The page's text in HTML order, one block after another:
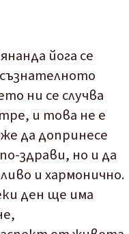
йога се
ни се случва
и това не е
да допринесе
здрави, но и да
и хармонично.
ден ще има